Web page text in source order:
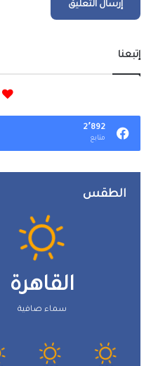
إتبعنا
2٬892
متابع
الطقس
القاهرة
سماء صافية